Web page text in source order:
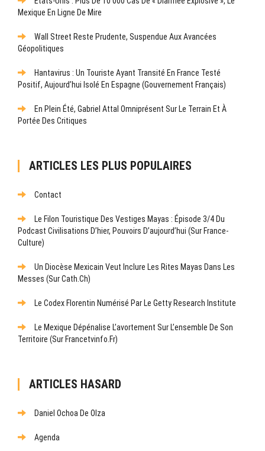
Mexique En Ligne De Mire
Wall Street Reste Prudente, Suspendue Aux Avancées
Géopolitiques
Hantavirus : Un Touriste Ayant Transité En France Testé
Positif, Aujourd’hui Isolé En Espagne (gouvernement Français)
En Plein Été, Gabriel Attal Omniprésent Sur Le Terrain Et À
Portée Des Critiques
ARTICLES LES PLUS POPULAIRES
Contact
Le Filon Touristique Des Vestiges Mayas : Épisode 3/4 Du
Podcast Civilisations D’hier, Pouvoirs D’aujourd’hui (sur France-
Culture)
Un Diocèse Mexicain Veut Inclure Les Rites Mayas Dans Les
Messes (sur Cath.ch)
Le Codex Florentin Numérisé Par Le Getty Research Institute
Le Mexique Dépénalise L’avortement Sur L’ensemble De Son
Territoire (sur Francetvinfo.fr)
ARTICLES HASARD
Daniel Ochoa De Olza
Agenda